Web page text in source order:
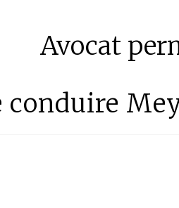
Avocat
conduire